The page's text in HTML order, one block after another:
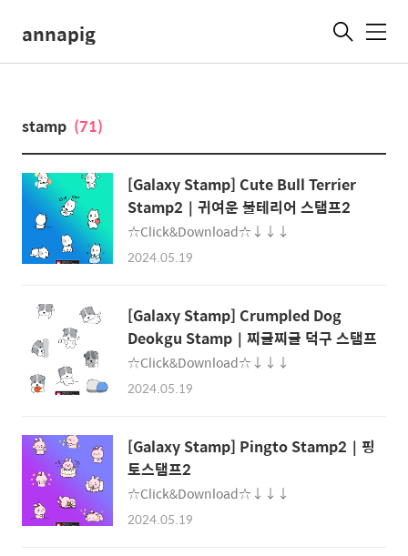
annapig 메
stamp (71)
[Galaxy Stamp] Cute Bull Terrier
Stamp2｜귀여운 불테리어 스탬프2
☆Click&Download☆↓↓↓
2024.05.19
[Galaxy Stamp] Crumpled Dog
Deokgu Stamp｜찌글찌글 덕구 스탬프
☆Click&Download☆↓↓↓
2024.05.19
[Galaxy Stamp] Pingto Stamp2｜핑
토스탬프2
☆Click&Download☆↓↓↓
2024.05.19